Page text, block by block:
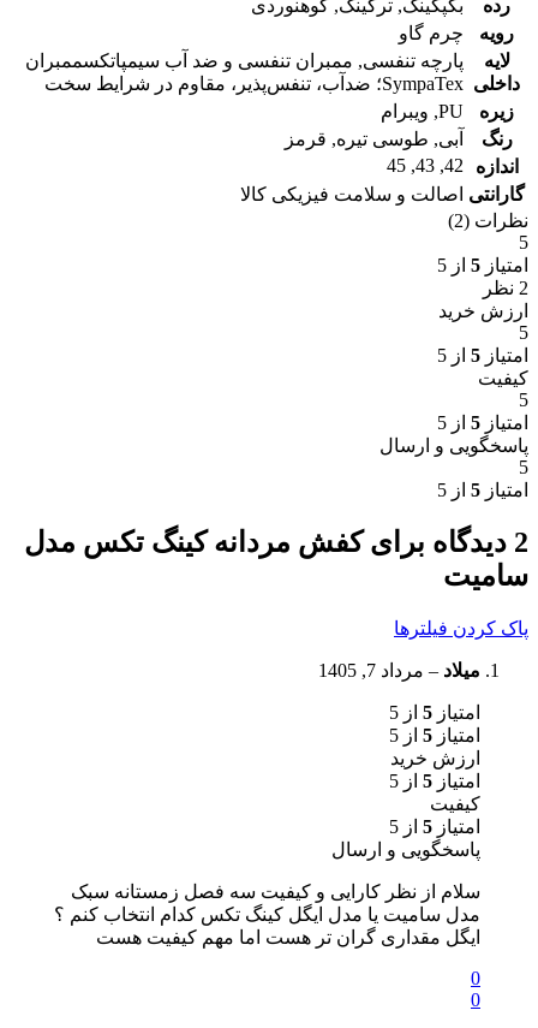
رده
بکپکینگ, ترکینگ, کوهنوردی
رویه
چرم گاو
لایه
داخلی
پارچه تنفسی, ممبران تنفسی و ضد آب سیمپاتکسممبران
SympaTex؛ ضدآب، تنفس‌پذیر، مقاوم در شرایط سخت
زیره
PU
, ویبرام
رنگ
آبی, طوسی تیره, قرمز
اندازه
42
,
43
,
45
گارانتی اصالت و سلامت فیزیکی کالا
نظرات (2)
5
امتیاز 5 از 5
2 نظر
ارزش خرید
5
امتیاز 5 از 5
کیفیت
5
امتیاز 5 از 5
پاسخگویی و ارسال
5
امتیاز 5 از 5
2 دیدگاه برای
کفش مردانه کینگ تکس مدل
سامیت
پاک کردن فیلترها
میلاد – مرداد 7, 1405
امتیاز 5 از 5
امتیاز 5 از 5
ارزش خرید
امتیاز 5 از 5
کیفیت
امتیاز 5 از 5
پاسخگویی و ارسال
سلام از نظر کارایی و کیفیت سه فصل زمستانه سبک
مدل سامیت یا مدل ایگل کینگ تکس کدام انتخاب کنم ؟
ایگل مقداری گران تر هست اما مهم کیفیت هست
0
0